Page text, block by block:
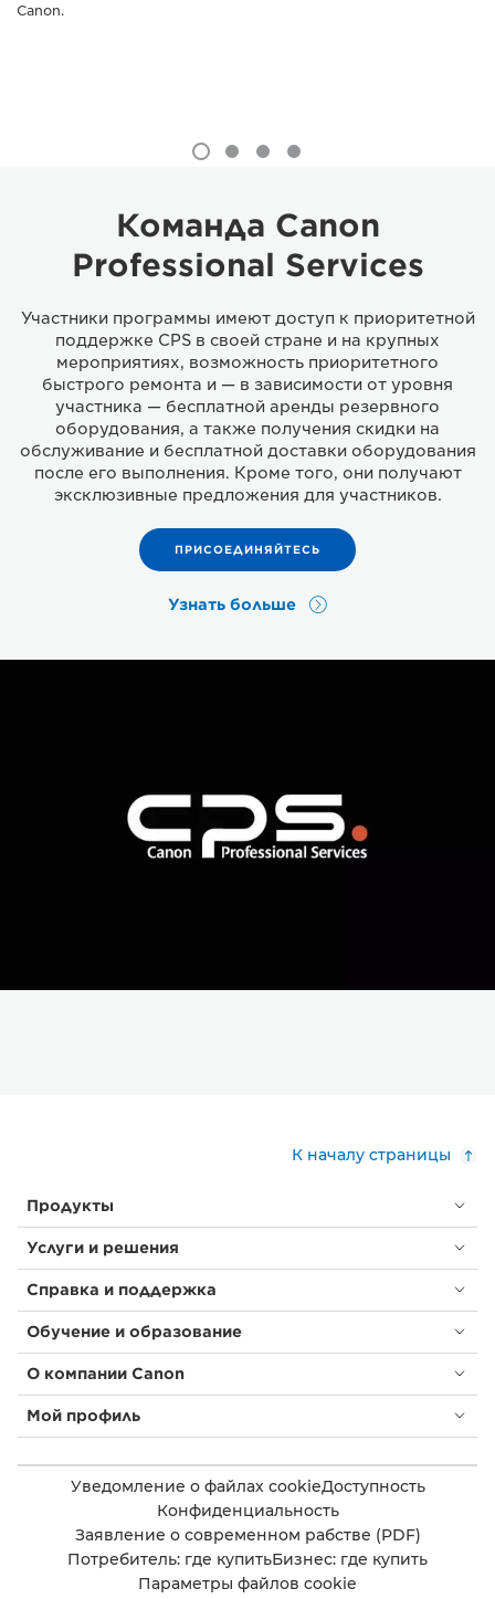
Canon.
Команда Canon
Professional Services
Участники программы имеют доступ к приоритетной
поддержке CPS в своей стране и на крупных
мероприятиях, возможность приоритетного
быстрого ремонта и — в зависимости от уровня
участника — бесплатной аренды резервного
оборудования, а также получения скидки на
обслуживание и бесплатной доставки оборудования
после его выполнения. Кроме того, они получают
эксклюзивные предложения для участников.
ПРИСОЕДИНЯЙТЕСЬ
Узнать больше
К началу страницы
Продукты
Услуги и решения
Справка и поддержка
Обучение и образование
О компании Canon
Мой профиль
Уведомление о файлах cookieДоступность
Конфиденциальность
Заявление о современном рабстве (PDF)
Потребитель: где купитьБизнес: где купить
Параметры файлов cookie